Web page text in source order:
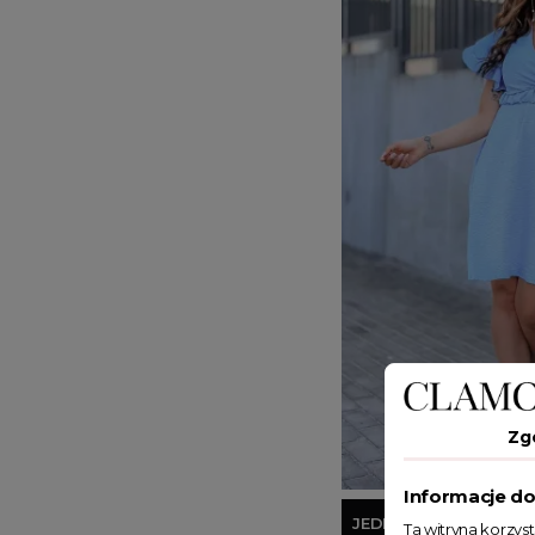
JEDEN ROZMIAR
Informacje
Ta witryna